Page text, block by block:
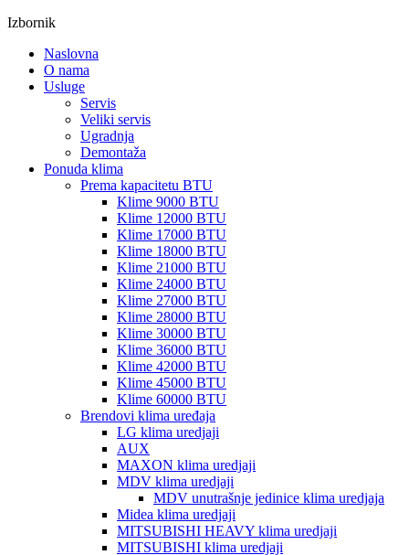
Izbornik
Naslovna
O nama
Usluge
Servis
Veliki servis
Ugradnja
Demontaža
Ponuda klima
Prema kapacitetu BTU
Klime 9000 BTU
Klime 12000 BTU
Klime 17000 BTU
Klime 18000 BTU
Klime 21000 BTU
Klime 24000 BTU
Klime 27000 BTU
Klime 28000 BTU
Klime 30000 BTU
Klime 36000 BTU
Klime 42000 BTU
Klime 45000 BTU
Klime 60000 BTU
Brendovi klima uređaja
LG klima uredjaji
AUX
MAXON klima uredjaji
MDV klima uredjaji
MDV unutrašnje jedinice klima uredjaja
Midea klima uredjaji
MITSUBISHI HEAVY klima uredjaji
MITSUBISHI klima uredjaji